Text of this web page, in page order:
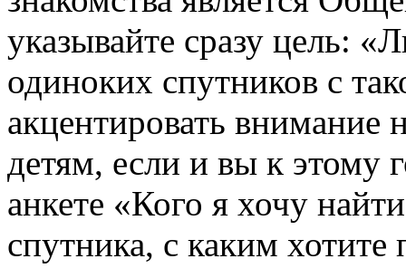
указывайте сразу цель:
одиноких спутников с
акцентировать внимание
детям, если и вы к этому
анкете «Кого я хочу
спутника, с каким хотите